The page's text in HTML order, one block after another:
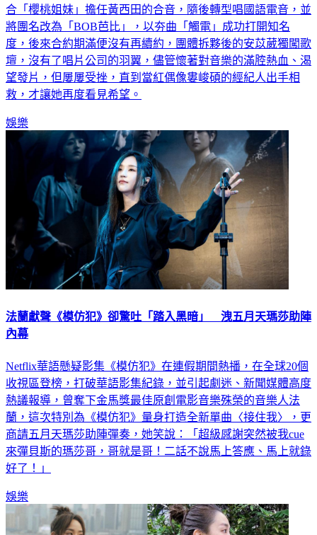
合「櫻桃姐妹」擔任黃西田的合音，隨後轉型唱國語電音，並
將團名改為「BOB芭比」，以夯曲「觸電」成功打開知名
度，後來合約期滿便沒有再續約，團體拆夥後的安苡葳獨闖歌
壇，沒有了唱片公司的羽翼，儘管懷著對音樂的滿腔熱血、渴
望發片，但屢屢受挫，直到當紅偶像婁峻碩的經紀人出手相
救，才讓她再度看見希望。
娛樂
法蘭獻聲《模仿犯》卻驚吐「踏入黑暗」 洩五月天瑪莎助陣
內幕
Netflix華語懸疑影集《模仿犯》在連假期間熱播，在全球20個
收視區登榜，打破華語影集紀錄，並引起劇迷、新聞媒體高度
熱議報導，曾奪下金馬獎最佳原創電影音樂殊榮的音樂人法
蘭，這次特別為《模仿犯》量身打造全新單曲〈接住我〉，更
商請五月天瑪莎助陣彈奏，她笑說：「超級感謝突然被我cue
來彈貝斯的瑪莎哥，哥就是哥！二話不說馬上答應、馬上就錄
好了！」
娛樂